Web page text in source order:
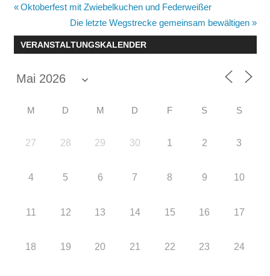
Beitragsnavigation
Vorheriger
Oktoberfest mit Zwiebelkuchen und Federweißer
Nächster
Beitrag:
Die letzte Wegstrecke gemeinsam bewältigen
VERANSTALTUNGSKALENDER
M D M D F S S
27 28 29 30 1 2 3
4 5 6 7 8 9 10
11 12 13 14 15 16 17
18 19 20 21 22 23 24